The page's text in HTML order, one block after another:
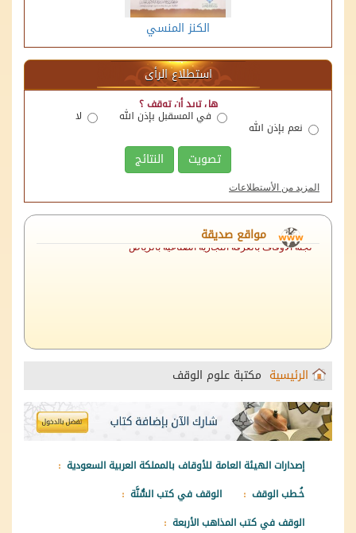
الكنز المنسي
استطلاع الرأى
هل تريد أن توقف ؟
نعم بإذن الله
في المسقبل بإذن الله لا
تصويت النتائج
المزيد من الأستطلاعات
مواقع صديقة
منصة اللقاءات الوقفية
الهيئة العامة للأوقاف
وزارة العدل
لجنة الأوقاف بالغرفة التجارية الصناعية بالرياض
الرئيسية مكتبة علوم الوقف
إصدارات الهيئة العامة للأوقاف بالمملكة العربية السعودية
خُـطب الوقف
الوقف في كتب السُّنَّة
الوقف في كتب المذاهب الأربعة